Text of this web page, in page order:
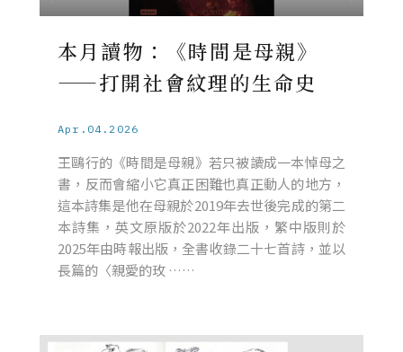
本月讀物：《時間是母親》
——打開社會紋理的生命史
Apr.04.2026
王鷗行的《時間是母親》若只被讀成一本悼母之
書，反而會縮小它真正困難也真正動人的地方，
這本詩集是他在母親於2019年去世後完成的第二
本詩集，英文原版於2022年出版，繁中版則於
2025年由時報出版，全書收錄二十七首詩，並以
長篇的〈親愛的玫 ……